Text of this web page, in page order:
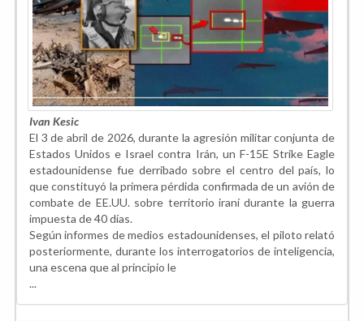
Ivan Kesic
El 3 de abril de 2026, durante la agresión militar conjunta de
Estados Unidos e Israel contra Irán, un F-15E Strike Eagle
estadounidense fue derribado sobre el centro del país, lo
que constituyó la primera pérdida confirmada de un avión de
combate de EE.UU. sobre territorio iraní durante la guerra
impuesta de 40 días.
Según informes de medios estadounidenses, el piloto relató
posteriormente, durante los interrogatorios de inteligencia,
una escena que al principio le
...